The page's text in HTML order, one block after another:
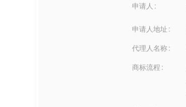
申请人
申请人地址
代理人名称
商标流程